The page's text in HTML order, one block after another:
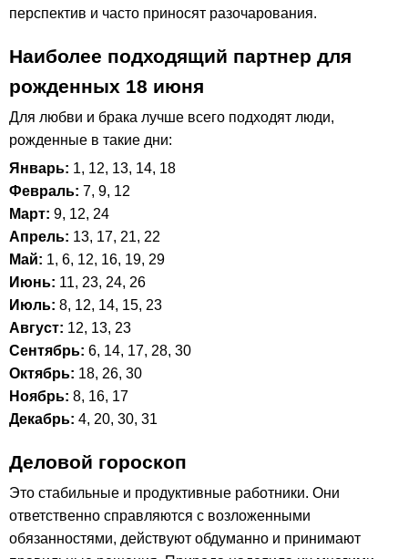
перспектив и часто приносят разочарования.
Наиболее подходящий партнер для
рожденных 18 июня
Для любви и брака лучше всего подходят люди,
рожденные в такие дни:
Январь: 1, 12, 13, 14, 18
Февраль: 7, 9, 12
Март: 9, 12, 24
Апрель: 13, 17, 21, 22
Май: 1, 6, 12, 16, 19, 29
Июнь: 11, 23, 24, 26
Июль: 8, 12, 14, 15, 23
Август: 12, 13, 23
Сентябрь: 6, 14, 17, 28, 30
Октябрь: 18, 26, 30
Ноябрь: 8, 16, 17
Декабрь: 4, 20, 30, 31
Деловой гороскоп
Это стабильные и продуктивные работники. Они
ответственно справляются с возложенными
обязанностями, действуют обдуманно и принимают